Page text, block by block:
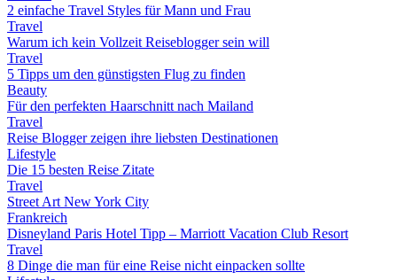
2 einfache Travel Styles für Mann und Frau
Travel
Warum ich kein Vollzeit Reiseblogger sein will
Travel
5 Tipps um den günstigsten Flug zu finden
Beauty
Für den perfekten Haarschnitt nach Mailand
Travel
Reise Blogger zeigen ihre liebsten Destinationen
Lifestyle
Die 15 besten Reise Zitate
Travel
Street Art New York City
Frankreich
Disneyland Paris Hotel Tipp – Marriott Vacation Club Resort
Travel
8 Dinge die man für eine Reise nicht einpacken sollte